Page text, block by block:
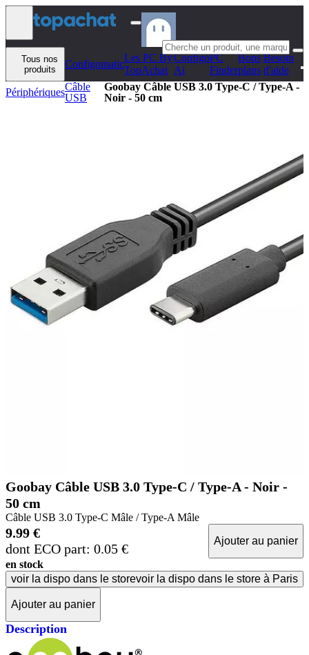
Aller au contenu
Tous nos
produits
Configomatic
Les PC By
TopAchat
Configo
Ai
PC
Finder
Bons
plans
Besoin
d'aide
PériphériquesCâble
USB
Goobay Câble USB 3.0 Type-C / Type-A -
Noir - 50 cm
Goobay Câble USB 3.0 Type-C / Type-A - Noir -
50 cm
Câble USB 3.0 Type-C Mâle / Type-A Mâle
9.99 €
dont ECO part: 0.05 €
Ajouter au panier
en stock
voir la dispo dans le storevoir la dispo dans le store à Paris
Ajouter au panier
Description